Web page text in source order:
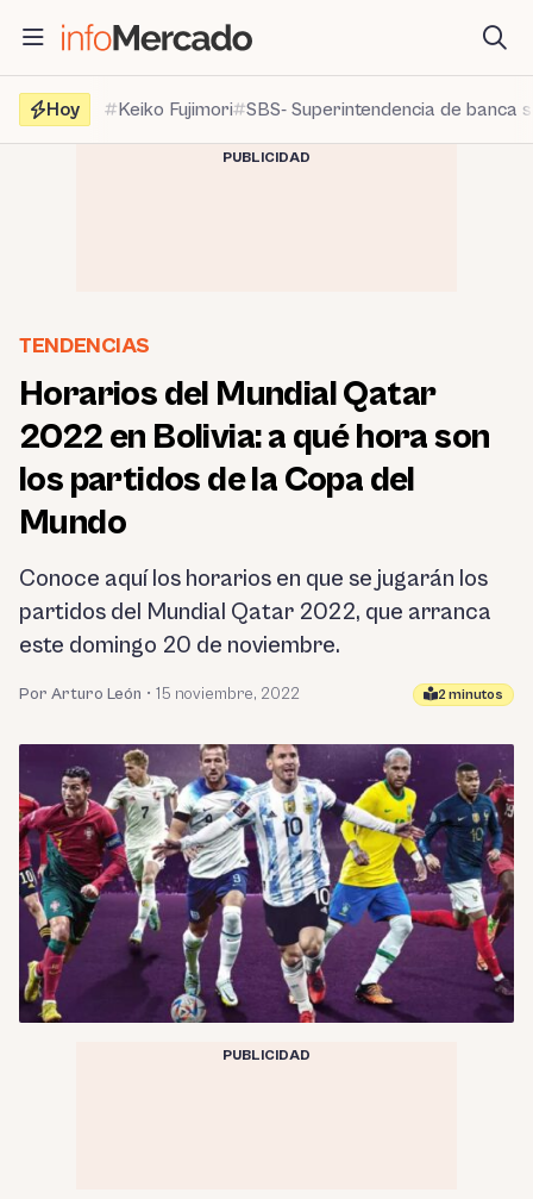
contenido
Hoy
Keiko Fujimori SBS- Superintendencia de banca
PUBLICIDAD
TENDENCIAS
Horarios del Mundial Qatar
2022 en Bolivia: a qué hora son
los partidos de la Copa del
Mundo
Conoce aquí los horarios en que se jugarán los
partidos del Mundial Qatar 2022, que arranca
este domingo 20 de noviembre.
Por Arturo León • 15 noviembre, 2022 2 minutos
PUBLICIDAD